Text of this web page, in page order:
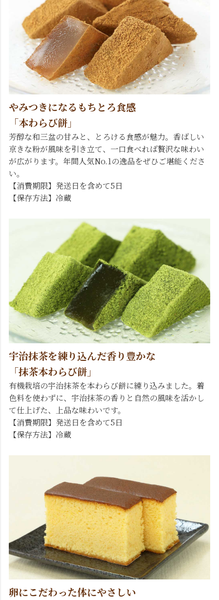
やみつきになるもちとろ食感
「本わらび餅」
芳醇な和三盆の甘みと、とろける食感が魅力。香ばしい
京きな粉が風味を引き立て、一口食べれば贅沢な味わい
が広がります。年間人気No.1の逸品をぜひご堪能くださ
い。
【消費期限】発送日を含めて5日
【保存方法】冷蔵
宇治抹茶を練り込んだ香り豊かな
「抹茶本わらび餅」
有機栽培の宇治抹茶を本わらび餅に練り込みました。着
色料を使わずに、宇治抹茶の香りと自然の風味を活かし
て仕上げた、上品な味わいです。
【消費期限】発送日を含めて5日
【保存方法】冷蔵
卵にこだわった体にやさしい